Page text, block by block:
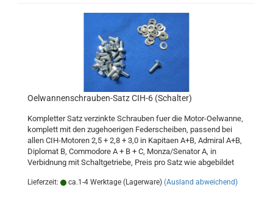
Oelwannenschrauben-Satz CIH-6 (Schalter)
Kompletter Satz verzinkte Schrauben fuer die Motor-Oelwanne,
komplett mit den zugehoerigen Federscheiben, passend bei
allen CIH-Motoren 2,5 + 2,8 + 3,0 in Kapitaen A+B, Admiral A+B,
Diplomat B, Commodore A + B + C, Monza/Senator A, in
Verbidnung mit Schaltgetriebe, Preis pro Satz wie abgebildet
Lieferzeit: ca.1-4 Werktage (Lagerware) (Ausland abweichend)